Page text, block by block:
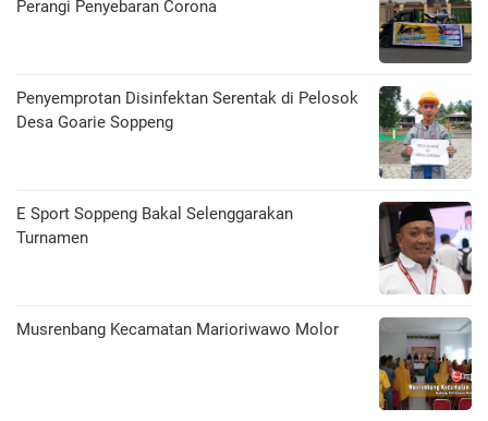
Perangi Penyebaran Corona
Penyemprotan Disinfektan Serentak di Pelosok
Desa Goarie Soppeng
E Sport Soppeng Bakal Selenggarakan
Turnamen
Musrenbang Kecamatan Marioriwawo Molor